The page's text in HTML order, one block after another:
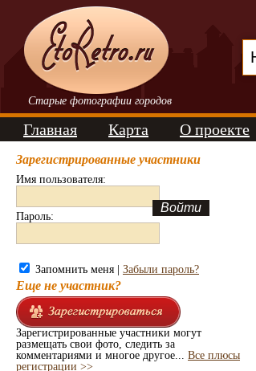
Старые фотографии городов
Главная Карта О проекте
Зарегистрированные участники
Имя пользователя:
Пароль:
Запомнить меня | Забыли пароль?
Еще не участник?
Зарегистрированные участники могут
размещать свои фото, следить за
комментариями и многое другое... Все плюсы
регистрации >>